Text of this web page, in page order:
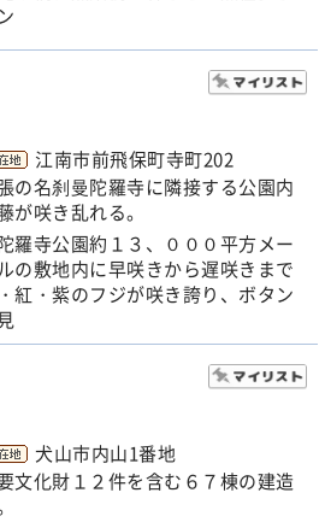
江南市前飛保町寺町202
の名刹曼陀羅寺に隣接する公園内
が咲き乱れる。
羅寺公園約１３、０００平方メー
の敷地内に早咲きから遅咲きまで
紅・紫のフジが咲き誇り、ボタン
犬山市内山1番地
文化財１２件を含む６７棟の建造